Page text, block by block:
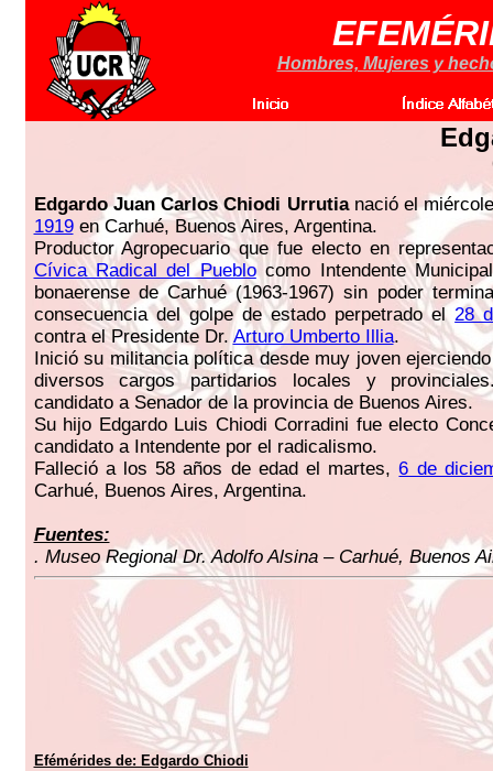
Hombres, Mujeres y
Edgardo Juan Carlos Chiodi Urrutianació el
1919en Carhué, Buenos Aires, Argentina.
Productor Agropecuario que fue electo en
Cívica Radical del Pueblocomo Intendente
bonaerense de Carhué (1963-1967) sin poder
consecuencia del golpe de estado perpetrado el28
contra el Presidente Dr. Arturo Umberto Illia.
Inició su militancia política desde muy joven
diversos cargos partidarios locales y
candidato a Senador de la provincia de Buenos Aires.
Su hijo Edgardo Luis Chiodi Corradini fue electo
candidato a Intendente por el radicalismo.
Falleció a los 58 años de edad el martes,6 de
Carhué, Buenos Aires, Argentina.
Fuentes:
. Museo Regional Dr. Adolfo Alsina – Carhué, Buenos
Efémérides de: Edgardo Chiodi